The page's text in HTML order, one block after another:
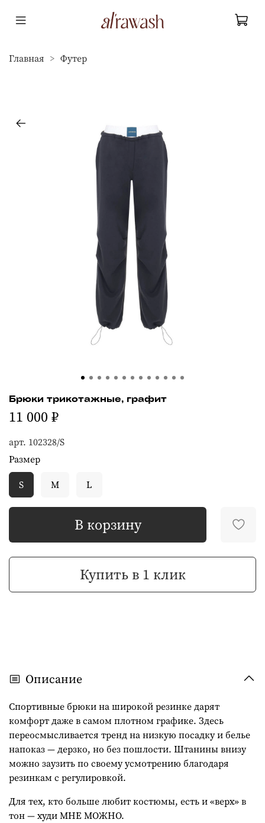
Главная Футер
арт. 102328/S
Брюки трикотажные, графит
11 000 ₽
В корзину
Купить в 1 клик
Размер
S
M L
Описание
Спортивные брюки на широкой резинке дарят
комфорт даже в самом плотном графике. Здесь
переосмысливается тренд на низкую посадку и белье
напоказ — дерзко, но без пошлости. Штанины внизу
можно заузить по своему усмотрению благодаря
резинкам с регулировкой.
Для тех, кто больше любит костюмы, есть и «верх» в
тон — худи МНЕ МОЖНО.